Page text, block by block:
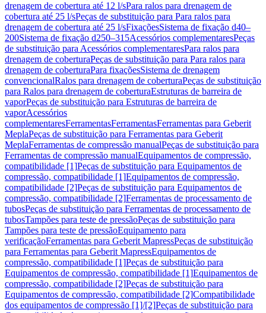
drenagem de cobertura até 12 l/sPara ralos para drenagem de
cobertura até 25 l/sPeças de substituição para Para ralos para
drenagem de cobertura até 25 l/sFixaçõesSistema de fixação d40–
200Sistema de fixação d250–315Acessórios complementaresPeças
de substituição para Acessórios complementaresPara ralos para
drenagem de coberturaPeças de substituição para Para ralos para
drenagem de coberturaPara fixaçõesSistema de drenagem
convencionalRalos para drenagem de coberturaPeças de substituição
para Ralos para drenagem de coberturaEstruturas de barreira de
vaporPeças de substituição para Estruturas de barreira de
vaporAcessórios
complementaresFerramentasFerramentasFerramentas para Geberit
MeplaPeças de substituição para Ferramentas para Geberit
MeplaFerramentas de compressão manualPeças de substituição para
Ferramentas de compressão manualEquipamentos de compressão,
compatibilidade [1]Peças de substituição para Equipamentos de
compressão, compatibilidade [1]Equipamentos de compressão,
compatibilidade [2]Peças de substituição para Equipamentos de
compressão, compatibilidade [2]Ferramentas de processamento de
tubosPeças de substituição para Ferramentas de processamento de
tubosTampões para teste de pressãoPeças de substituição para
Tampões para teste de pressãoEquipamento para
verificaçãoFerramentas para Geberit MapressPeças de substituição
para Ferramentas para Geberit MapressEquipamentos de
compressão, compatibilidade [1]Peças de substituição para
Equipamentos de compressão, compatibilidade [1]Equipamentos de
compressão, compatibilidade [2]Peças de substituição para
Equipamentos de compressão, compatibilidade [2]Compatibilidade
dos equipamentos de compressão [1]/[2]Peças de substituição para